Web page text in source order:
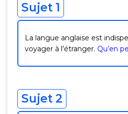
Sujet 1
La langue anglaise est
voyager à l’étranger. Qu’en
Sujet 2